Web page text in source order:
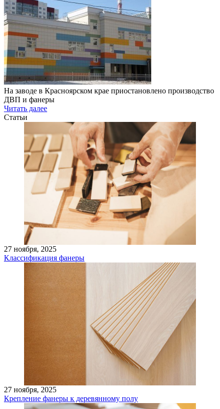
На заводе в Красноярском крае приостановлено производство
ДВП и фанеры
Читать далее
Статьи
27 ноября, 2025
Классификация фанеры
27 ноября, 2025
Крепление фанеры к деревянному полу